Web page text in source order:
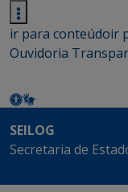
ir para conteúdoir
Ouvidoria
SEILOG
Secretaria de